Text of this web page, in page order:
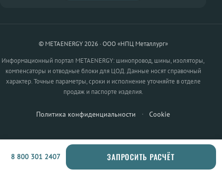
© METAENERGY 2026 · ООО «НПЦ Металлург»
Информационный портал METAENERGY: шинопровод, шины, изоляторы,
компенсаторы и отводные блоки для ЦОД. Данные носят справочный
характер. Точные параметры, сроки и исполнение уточняйте в отделе
продаж и паспорте изделия.
Политика конфиденциальности · Cookie
8 800 301 2407 ЗАПРОСИТЬ РАСЧЁТ